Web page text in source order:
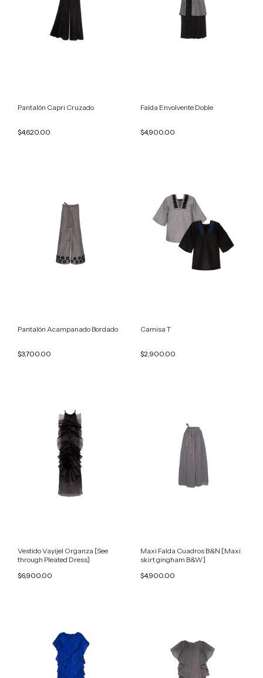
Pantalón Capri Cruzado
$4,620.00
Falda Envolvente Doble
$4,900.00
Pantalón Acampanado Bordado
$3,700.00
Camisa T
$2,900.00
Vestido Vayijel Organza [See
through Pleated Dress]
$6,900.00
Maxi Falda Cuadros B&N [Maxi
skirt gingham B&W]
$4,900.00